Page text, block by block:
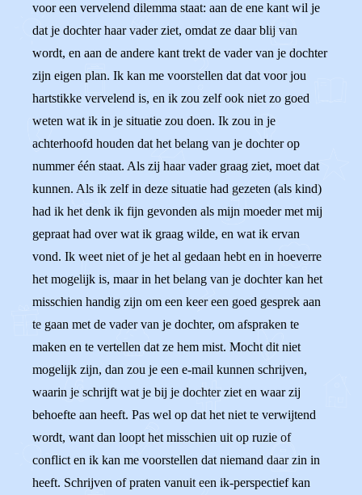
voor een vervelend dilemma staat: aan de ene kant wil je
dat je dochter haar vader ziet, omdat ze daar blij van
wordt, en aan de andere kant trekt de vader van je dochter
zijn eigen plan. Ik kan me voorstellen dat dat voor jou
hartstikke vervelend is, en ik zou zelf ook niet zo goed
weten wat ik in je situatie zou doen. Ik zou in je
achterhoofd houden dat het belang van je dochter op
nummer één staat. Als zij haar vader graag ziet, moet dat
kunnen. Als ik zelf in deze situatie had gezeten (als kind)
had ik het denk ik fijn gevonden als mijn moeder met mij
gepraat had over wat ik graag wilde, en wat ik ervan
vond. Ik weet niet of je het al gedaan hebt en in hoeverre
het mogelijk is, maar in het belang van je dochter kan het
misschien handig zijn om een keer een goed gesprek aan
te gaan met de vader van je dochter, om afspraken te
maken en te vertellen dat ze hem mist. Mocht dit niet
mogelijk zijn, dan zou je een e-mail kunnen schrijven,
waarin je schrijft wat je bij je dochter ziet en waar zij
behoefte aan heeft. Pas wel op dat het niet te verwijtend
wordt, want dan loopt het misschien uit op ruzie of
conflict en ik kan me voorstellen dat niemand daar zin in
heeft. Schrijven of praten vanuit een ik-perspectief kan